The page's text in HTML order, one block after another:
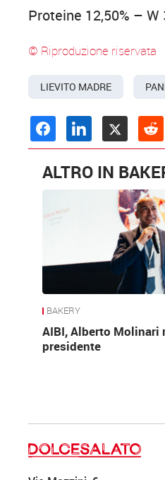
Proteine 12,50% –
© Riproduzione riservata
LIEVITO MADRE
ALTRO IN
BAKERY
AIBI, Alberto Molinari
presidente